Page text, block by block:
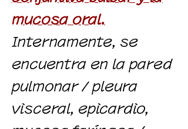
mucosa oral.
Internamente, se
encuentra en la pared
pulmonar / pleura
visceral, epicardio,